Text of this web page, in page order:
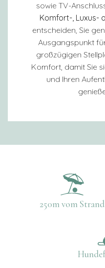
sowie TV-
Komfort-, Luxus-
entscheiden, Sie
Ausgangspunkt
großzügigen
Komfort, damit Sie
und Ihren
250m vom Strand